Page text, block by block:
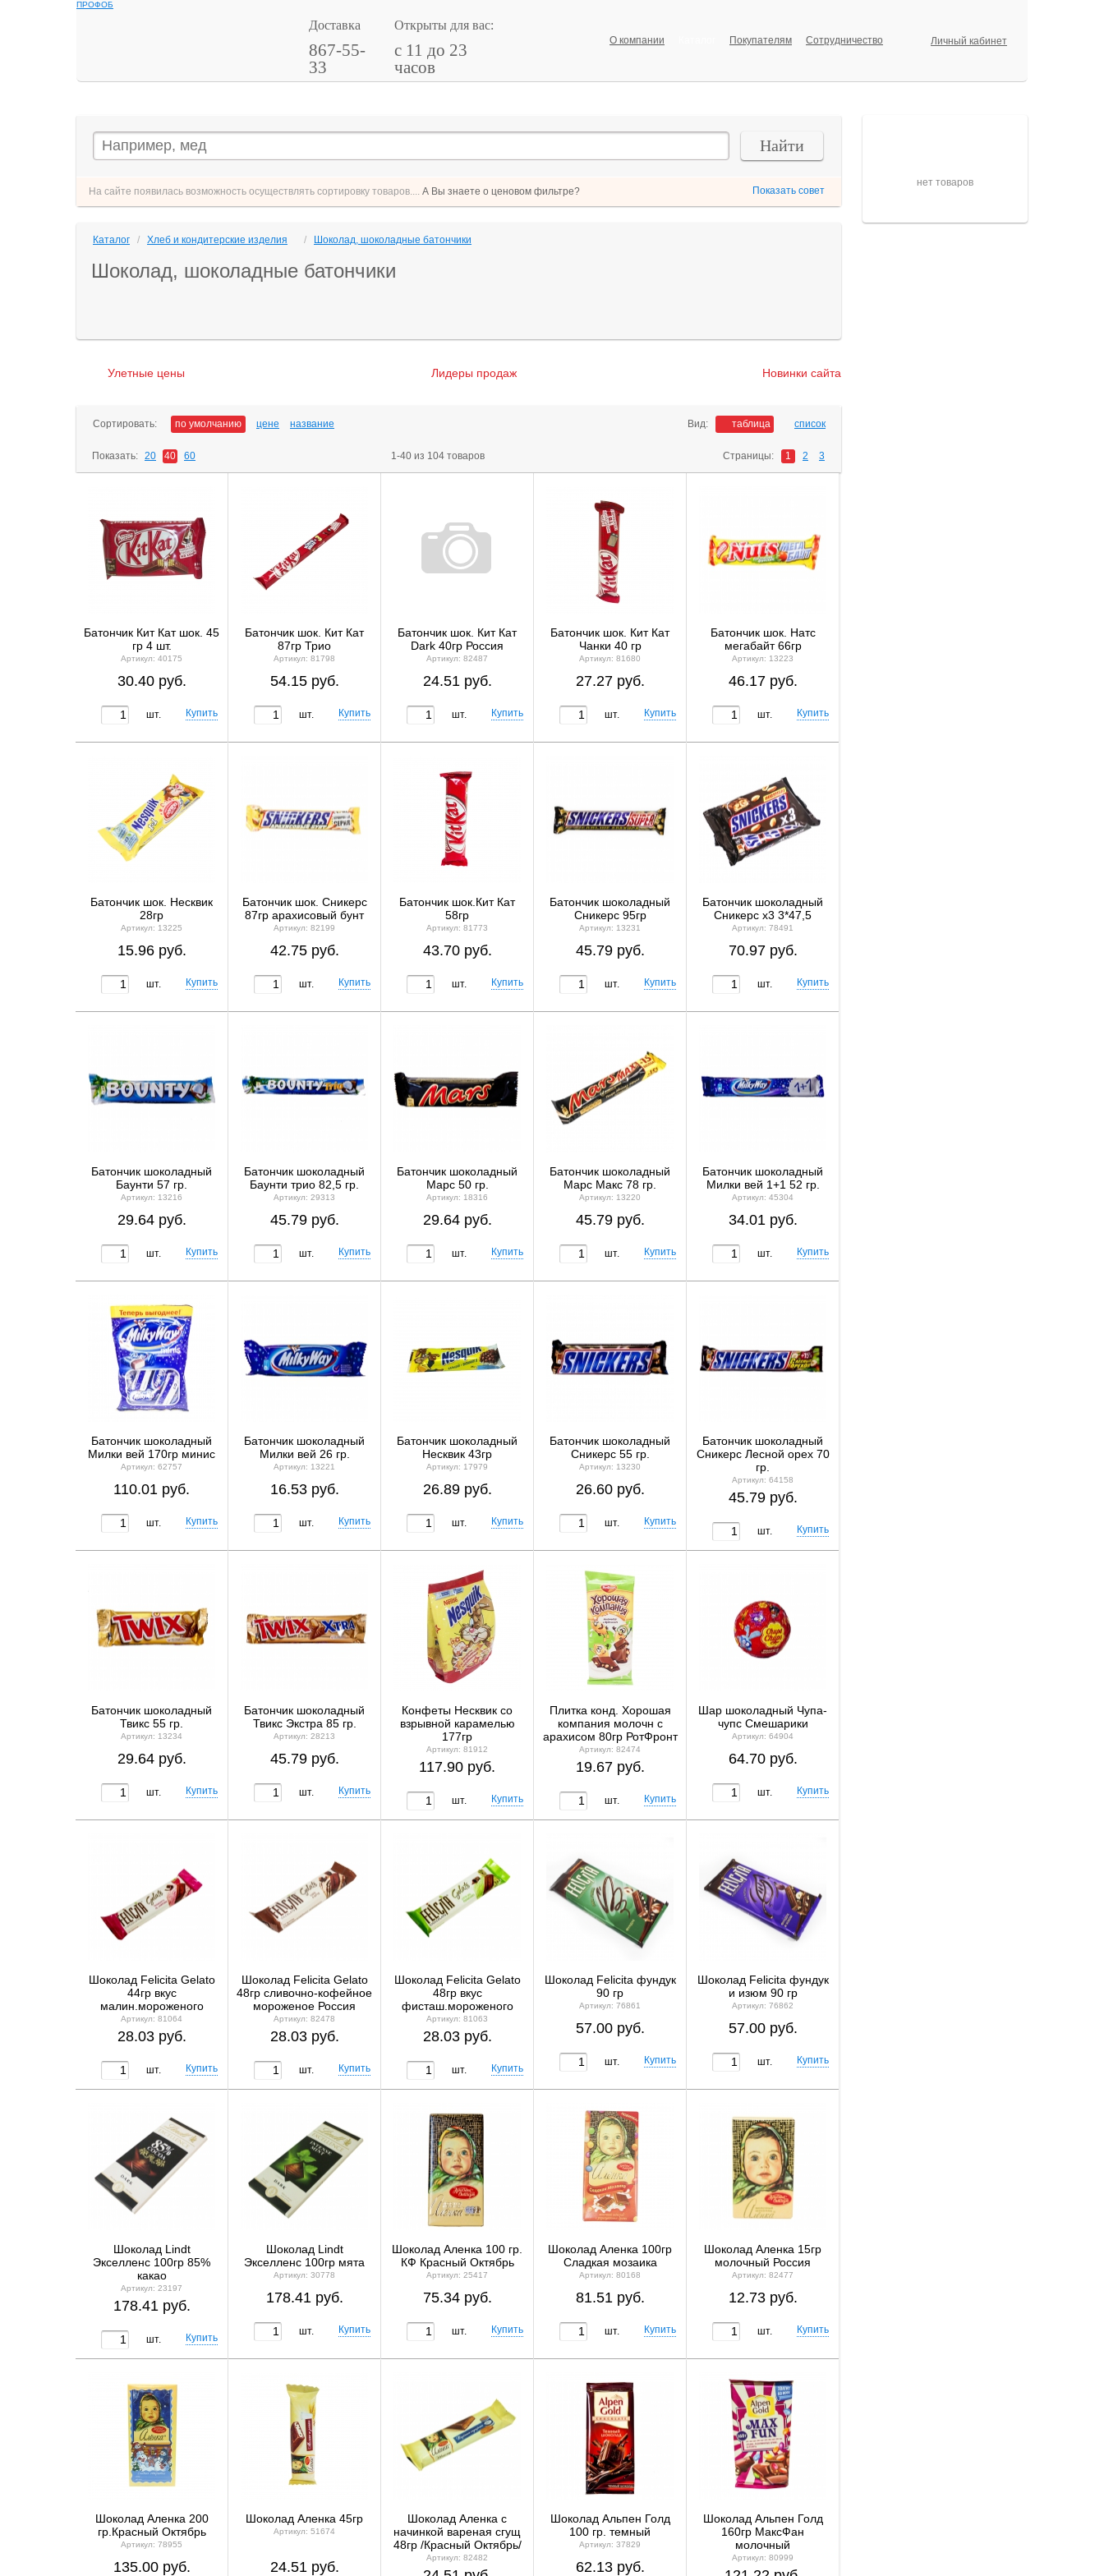
ПРОФОБ
Доставка
867-55-
33
Открыты для вас:
с 11 до 23
часов
О компании Покупателям Сотрудничество Личный кабинет
нет товаров
Найти
Показать совет
На сайте появилась возможность осуществлять сортировку товаров.... А Вы знаете о ценовом фильтре?
Каталог / Хлеб и кондитерские изделия / Шоколад, шоколадные батончики
Шоколад, шоколадные батончики
Улетные цены Лидеры продаж Новинки сайта
Сортировать: по умолчанию цене название Вид: таблица список
Показать: 20 40 60 Страницы: 1 2 3
1-40 из 104 товаров
Батончик Кит Кат шок. 45
гр 4 шт.
Артикул: 40175
30.40 руб.
шт.
Батончик шок. Кит Кат
87гр Трио
Артикул: 81798
54.15 руб.
шт.
Батончик шок. Кит Кат
Dark 40гр Россия
Артикул: 82487
24.51 руб.
шт.
Батончик шок. Кит Кат
Чанки 40 гр
Артикул: 81680
27.27 руб.
шт.
Батончик шок. Натс
мегабайт 66гр
Артикул: 13223
46.17 руб.
шт.
Батончик шок. Несквик
28гр
Артикул: 13225
15.96 руб.
шт.
Батончик шок. Сникерс
87гр арахисовый бунт
Артикул: 82199
42.75 руб.
шт.
Батончик шок.Кит Кат
58гр
Артикул: 81773
43.70 руб.
шт.
Батончик шоколадный
Сникерс 95гр
Артикул: 13231
45.79 руб.
шт.
Батончик шоколадный
Сникерс x3 3*47,5
Артикул: 78491
70.97 руб.
шт.
Батончик шоколадный
Баунти 57 гр.
Артикул: 13216
29.64 руб.
шт.
Батончик шоколадный
Баунти трио 82,5 гр.
Артикул: 29313
45.79 руб.
шт.
Батончик шоколадный
Марс 50 гр.
Артикул: 18316
29.64 руб.
шт.
Батончик шоколадный
Марс Макс 78 гр.
Артикул: 13220
45.79 руб.
шт.
Батончик шоколадный
Милки вей 1+1 52 гр.
Артикул: 45304
34.01 руб.
шт.
Батончик шоколадный
Милки вей 170гр минис
Артикул: 62757
110.01 руб.
шт.
Батончик шоколадный
Милки вей 26 гр.
Артикул: 13221
16.53 руб.
шт.
Батончик шоколадный
Несквик 43гр
Артикул: 17979
26.89 руб.
шт.
Батончик шоколадный
Сникерс 55 гр.
Артикул: 13230
26.60 руб.
шт.
Батончик шоколадный
Сникерс Лесной орех 70
гр.
Артикул: 64158
45.79 руб.
шт.
Батончик шоколадный
Твикс 55 гр.
Артикул: 13234
29.64 руб.
шт.
Батончик шоколадный
Твикс Экстра 85 гр.
Артикул: 28213
45.79 руб.
шт.
Конфеты Несквик со
взрывной карамелью
177гр
Артикул: 81912
117.90 руб.
шт.
Плитка конд. Хорошая
компания молочн с
арахисом 80гр РотФронт
Артикул: 82474
19.67 руб.
шт.
Шар шоколадный Чупа-
чупс Смешарики
Артикул: 64904
64.70 руб.
шт.
Шоколад Felicita Gelato
44гр вкус
малин.мороженого
Артикул: 81064
28.03 руб.
шт.
Шоколад Felicita Gelato
48гр сливочно-кофейное
мороженое Россия
Артикул: 82478
28.03 руб.
шт.
Шоколад Felicita Gelato
48гр вкус
фисташ.мороженого
Артикул: 81063
28.03 руб.
шт.
Шоколад Felicita фундук
90 гр
Артикул: 76861
57.00 руб.
шт.
Шоколад Felicita фундук
и изюм 90 гр
Артикул: 76862
57.00 руб.
шт.
Шоколад Lindt
Экселленс 100гр 85%
какао
Артикул: 23197
178.41 руб.
шт.
Шоколад Lindt
Экселленс 100гр мята
Артикул: 30778
178.41 руб.
шт.
Шоколад Аленка 100 гр.
КФ Красный Октябрь
Артикул: 25417
75.34 руб.
шт.
Шоколад Аленка 100гр
Сладкая мозаика
Артикул: 80168
81.51 руб.
шт.
Шоколад Аленка 15гр
молочный Россия
Артикул: 82477
12.73 руб.
шт.
Шоколад Аленка 200
гр.Красный Октябрь
Артикул: 78955
135.00 руб.
Шоколад Аленка 45гр
Артикул: 51674
24.51 руб.
Шоколад Аленка с
начинкой вареная сгущ
48гр /Красный Октябрь/
Артикул: 82482
Шоколад Альпен Голд
100 гр. темный
Артикул: 37829
62.13 руб.
Шоколад Альпен Голд
160гр МаксФан
молочный
Артикул: 80999